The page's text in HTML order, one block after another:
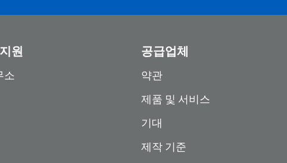
원
소
공급업체
약관
제품 및 서비스
기대
제작 기준